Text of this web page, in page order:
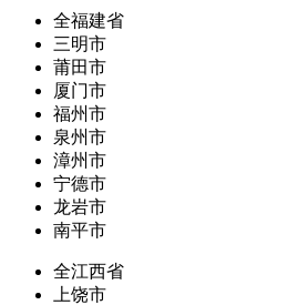
全福建省
三明市
莆田市
厦门市
福州市
泉州市
漳州市
宁德市
龙岩市
南平市
全江西省
上饶市